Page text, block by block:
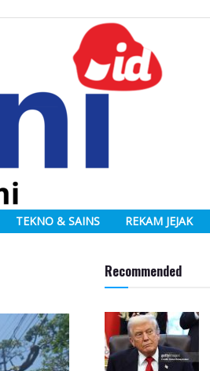
TEKNO & SAINS REKAM JEJAK
Recommended